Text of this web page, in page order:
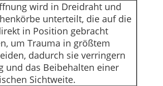
wird in Dreidraht und
unterteilt, die auf die
in Position gebracht
um Trauma in größtem
dadurch sie verringern
und das Beibehalten einer
Sichtweite.